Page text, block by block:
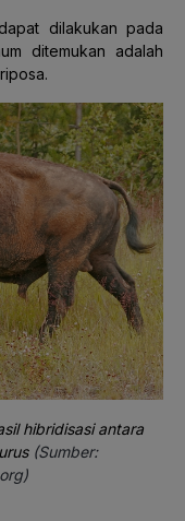
dilakukan pada
ditemukan adalah
hibridisasi antara
(Sumber: